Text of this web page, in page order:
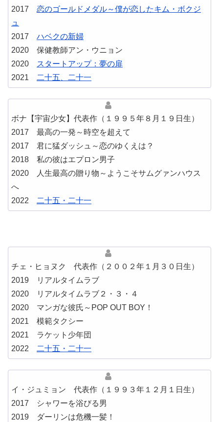
2017 恋のゴールドメダル～僕が恋したキム・ボクジ
ュ
2017 ハベクの新婦
2020 保健教師アン・ウニョン
2020
スタートアップ：夢の扉
2021
二十五、二十一
ボナ【宇宙少女】代表作（１９９５年８月１９日生）
2017 最高の一発～時空を超えて
2017 君に猛ダッシュ～恋のゆくえは？
2018 私の彼はエプロン男子
2020 人生最高の贈り物～ようこそサムグァンハウス
へ
2022
二十五・二十一
チェ・ヒョヌク 代表作（２００２年１月３０日生）
2019 リアルタイムラブ
2020 リアルタイムラブ２・３・４
2020 マンガな彼氏～POP OUT BOY！
2021 模範タクシー
2021 ラケット少年団
2022
二十五・二十一
イ・ジュミョン 代表作（１９９３年１２月１日生）
2017 シャワーを浴びる男
2019 ダーリンは危機一髪！